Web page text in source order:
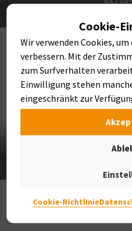
Cookie-
Wir verwenden Cookies,
verbessern. Mit der
zum Surfverhalten
Einwilligung stehen
eingeschränkt zur
Cookie-Richtlinie
FINDLINGE